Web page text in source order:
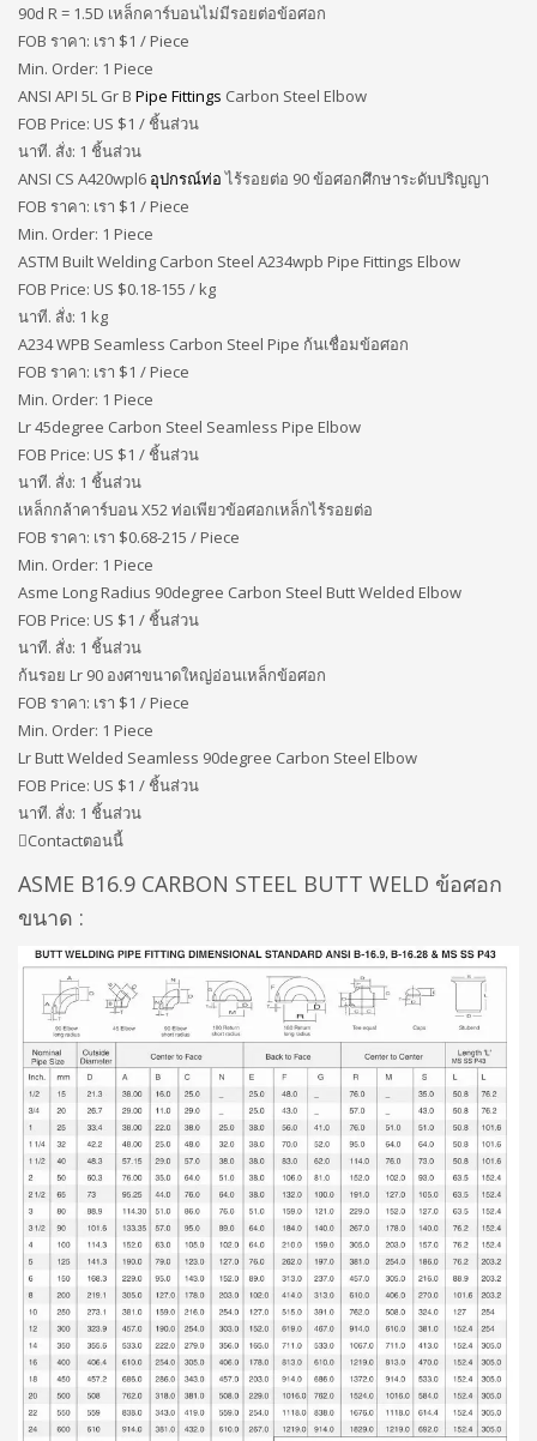
90d R = 1.5D เหล็กคาร์บอนไม่มีรอยต่อข้อศอก
FOB ราคา: เรา $1 / Piece
Min. Order: 1 Piece
ANSI API 5L Gr B Pipe Fittings Carbon Steel Elbow
FOB Price: US $1 / ชิ้นส่วน
นาที. สั่ง: 1 ชิ้นส่วน
ANSI CS A420wpl6 อุปกรณ์ท่อไร้รอยต่อ 90 ข้อศอกศึกษาระดับปริญญา
FOB ราคา: เรา $1 / Piece
Min. Order: 1 Piece
ASTM Built Welding Carbon Steel A234wpb Pipe Fittings Elbow
FOB Price: US $0.18-155 / kg
นาที. สั่ง: 1 kg
A234 WPB Seamless Carbon Steel Pipe ก้นเชื่อมข้อศอก
FOB ราคา: เรา $1 / Piece
Min. Order: 1 Piece
Lr 45degree Carbon Steel Seamless Pipe Elbow
FOB Price: US $1 / ชิ้นส่วน
นาที. สั่ง: 1 ชิ้นส่วน
เหล็กกล้าคาร์บอน X52 ท่อเพียวข้อศอกเหล็กไร้รอยต่อ
FOB ราคา: เรา $0.68-215 / Piece
Min. Order: 1 Piece
Asme Long Radius 90degree Carbon Steel Butt Welded Elbow
FOB Price: US $1 / ชิ้นส่วน
นาที. สั่ง: 1 ชิ้นส่วน
ก้นรอย Lr 90 องศาขนาดใหญ่อ่อนเหล็กข้อศอก
FOB ราคา: เรา $1 / Piece
Min. Order: 1 Piece
Lr Butt Welded Seamless 90degree Carbon Steel Elbow
FOB Price: US $1 / ชิ้นส่วน
นาที. สั่ง: 1 ชิ้นส่วน
Contactตอนนี้
ASME B16.9 CARBON STEEL BUTT WELD ข้อศอก
ขนาด :